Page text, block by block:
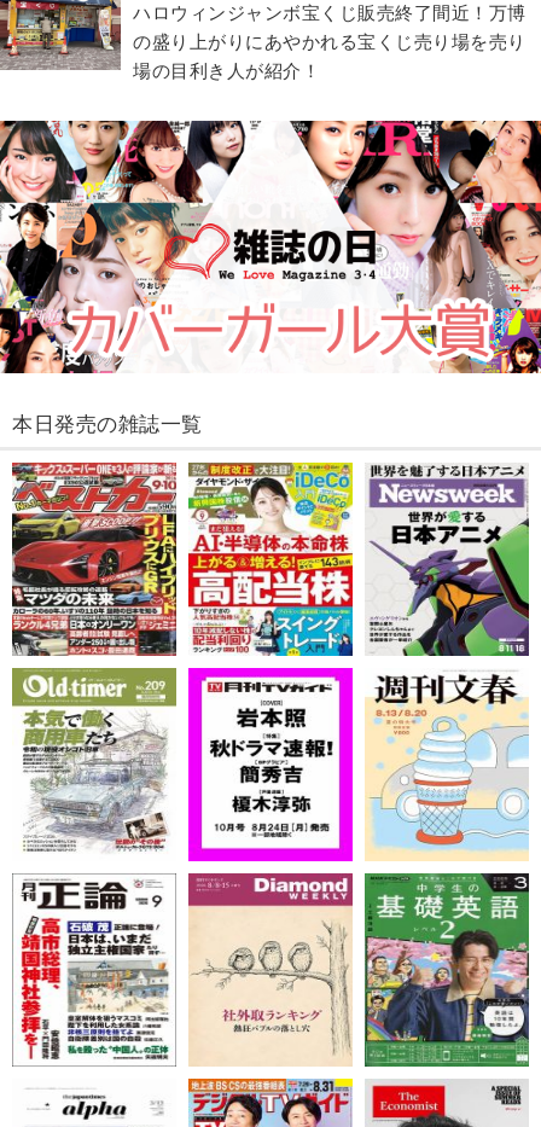
ハロウィンジャンボ宝くじ販売終了間近！万博
の盛り上がりにあやかれる宝くじ売り場を売り
場の目利き人が紹介！
本日発売の雑誌一覧